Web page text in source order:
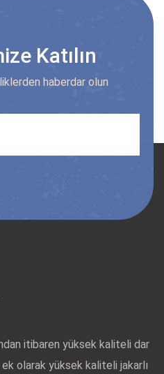
Katılın
haberdar olun
itibaren yüksek kaliteli dar
olarak yüksek kaliteli jakarlı